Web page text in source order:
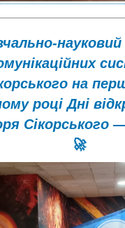
на
році Дні
Сікорського
🚀